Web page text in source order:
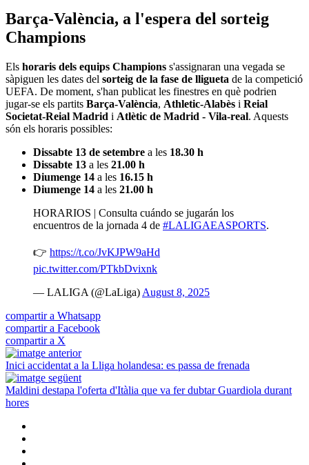
Barça-València, a l'espera del sorteig
Champions
Els horaris dels equips Champions s'assignaran una vegada se
sàpiguen les dates del sorteig de la fase de lligueta de la competició
UEFA. De moment, s'han publicat les finestres en què podrien
jugar-se els partits Barça-València, Athletic-Alabès i Reial
Societat-Reial Madrid i Atlètic de Madrid - Vila-real. Aquests
són els horaris possibles:
Dissabte 13 de setembre a les 18.30 h
Dissabte 13 a les 21.00 h
Diumenge 14 a les 16.15 h
Diumenge 14 a les 21.00 h
HORARIOS | Consulta cuándo se jugarán los
encuentros de la jornada 4 de #LALIGAEASPORTS.
👉 https://t.co/JvKJPW9aHd
pic.twitter.com/PTkbDvixnk
— LALIGA (@LaLiga) August 8, 2025
compartir a Whatsapp
compartir a Facebook
compartir a X
Inici accidentat a la Lliga holandesa: es passa de frenada
Maldini destapa l'oferta d'Itàlia que va fer dubtar Guardiola durant
hores